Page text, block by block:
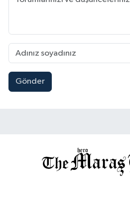
Gönder